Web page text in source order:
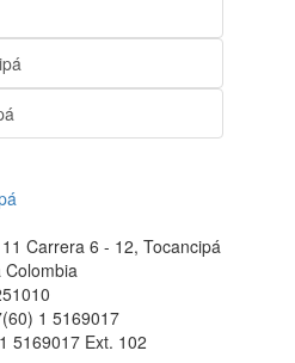
Carrera 6 - 12, Tocancipá
Colombia
1 5169017
5169017 Ext. 102